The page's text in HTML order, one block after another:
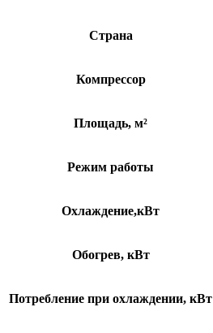
Страна
Компрессор
Площадь, м²
Режим работы
Охлаждение,кВт
Обогрев, кВт
Потребление при охлаждении, кВт